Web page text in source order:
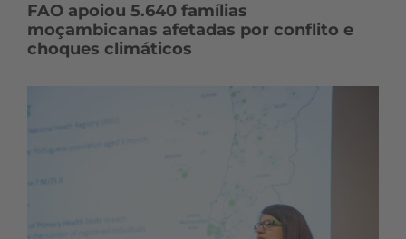
FAO apoiou 5.640 famílias
moçambicanas afetadas por conflito e
choques climáticos